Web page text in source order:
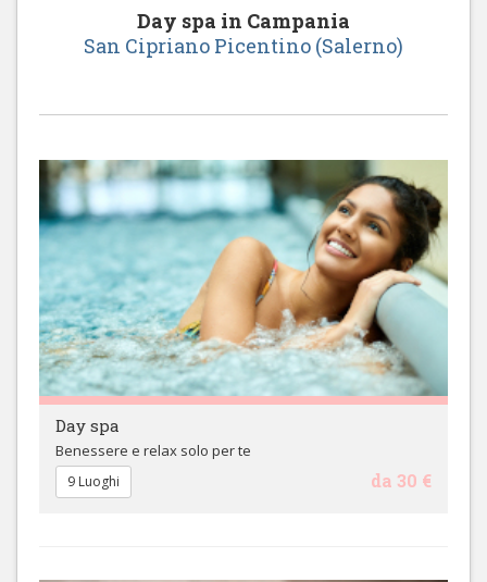
Day spa in Campania
San Cipriano Picentino (Salerno)
Day spa
Benessere e relax solo per te
da 30 €
9 Luoghi